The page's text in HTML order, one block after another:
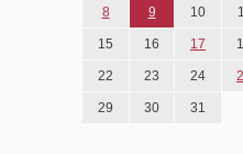
8 9 10
15 16 17
22 23 24
29 30 31